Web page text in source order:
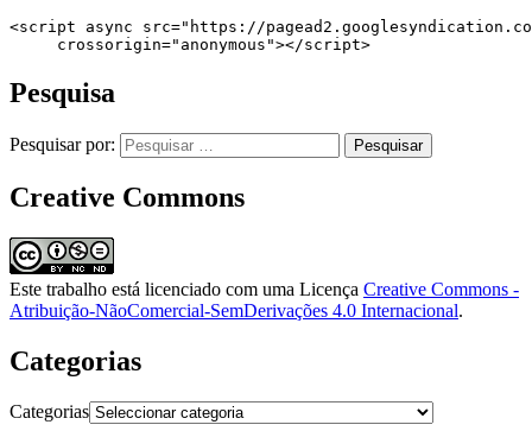
<script async src="https://
     crossorigin="anonymous"></script>
Pesquisa
Pesquisar por:
Creative Commons
Este trabalho está licenciado com uma Licença Creative Commons -
Atribuição-NãoComercial-SemDerivações 4.0 Internacional.
Categorias
Categorias